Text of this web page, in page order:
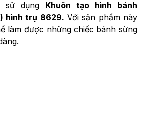
sử dụng Khuôn tạo hình bánh
hình trụ 8629. Với sản phẩm này
làm được những chiếc bánh sừng